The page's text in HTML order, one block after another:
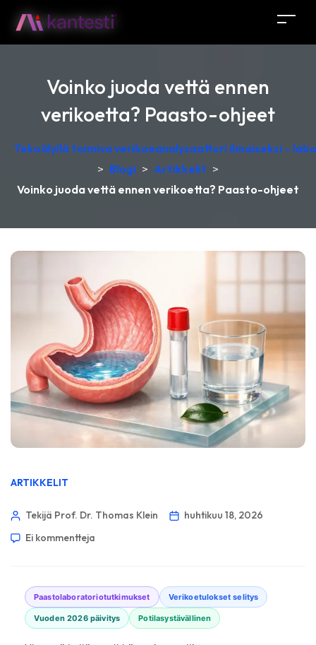
Voinko juoda vettä ennen
verikoetta? Paasto-ohjeet
Tekoälyllä toimiva verikoeanalysaattori ilmaiseksi –
> Blogi > Artikkelit >
Voinko juoda vettä ennen verikoetta? Paasto-ohjeet
ARTIKKELIT
Tekijä Prof. Dr. Thomas Klein
huhtikuu 18, 2026
Ei kommentteja
Paastolaboratoriotutkimukset Verikoetulokset selitys
Vuoden 2026 päivitys Potilasystävällinen